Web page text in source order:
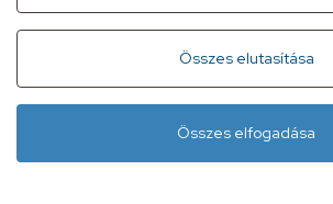
Összes elutasítása
Összes elfogadása
Gyorslinkek
Adatvédelem
+ 36 1 296 2556(normál díjas,
hívható)